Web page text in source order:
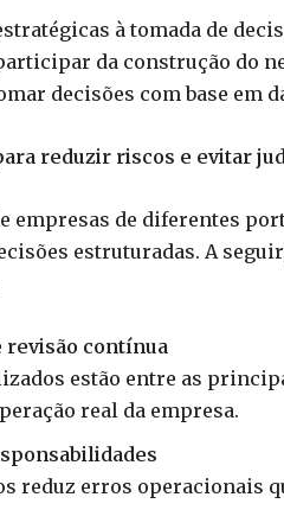
à tomada de
da construção do
decisões com base em
reduzir riscos e evitar
empresas de diferentes
estruturadas. A
revisão contínua
estão entre as
real da empresa.
reduz erros operacionais